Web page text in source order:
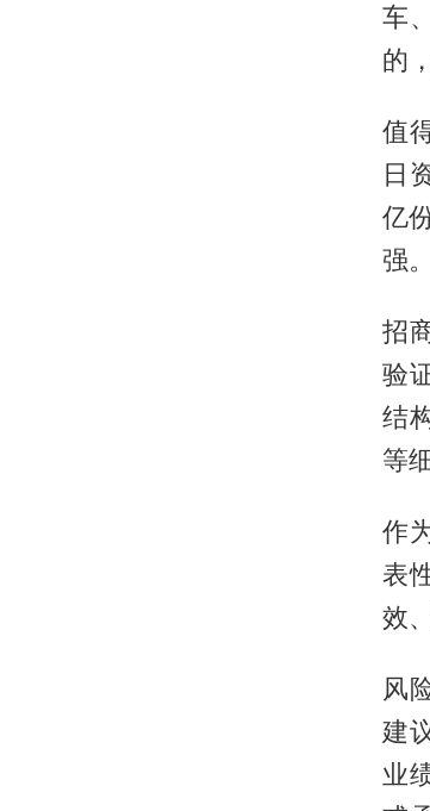
车
的
值
日
亿
强。
招
验
结
等
作
表
效
风
建
业